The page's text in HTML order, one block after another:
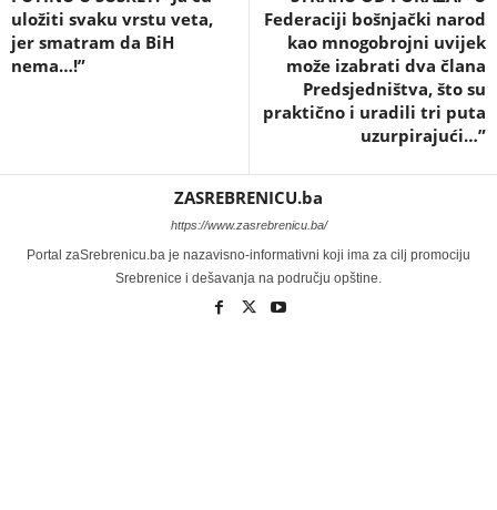
uložiti svaku vrstu veta,
jer smatram da BiH
nema…!”
Federaciji bošnjački narod
kao mnogobrojni uvijek
može izabrati dva člana
Predsjedništva, što su
praktično i uradili tri puta
uzurpirajući…”
ZASREBRENICU.ba
https://www.zasrebrenicu.ba/
Portal zaSrebrenicu.ba je nazavisno-informativni koji ima za cilj promociju
Srebrenice i dešavanja na području opštine.